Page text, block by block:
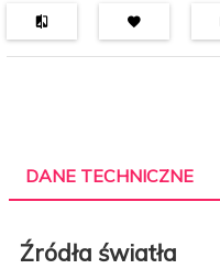
DANE TECHNICZNE
Źródła światła